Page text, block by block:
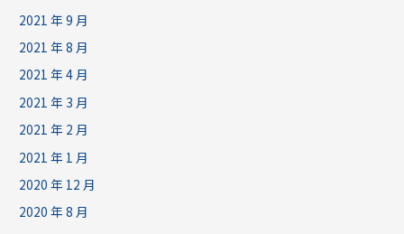
2021 年 9 月
2021 年 8 月
2021 年 4 月
2021 年 3 月
2021 年 2 月
2021 年 1 月
2020 年 12 月
2020 年 8 月